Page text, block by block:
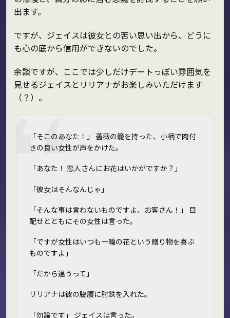
出ます。
ですが、ジェイスは彼女との苦い思い出から、どうに
も心の底から信用ができないのでした。
余談ですが、ここでは少しだけデートっぽい雰囲気を
見せるジェイスとリリアナがお楽しみいただけます
（？）。
「そこのあなた！」 薔薇の籠を持った、小柄で肉付
きの良い女性が声をかけた。
「あなた！ 恋人さんにお花はいかがですか？」
「彼女はそんなんじゃ――」
「そんな事は言わないものですよ、お客さん！」 目
配せとともにその女性は言った。
「ですが女性はいつも一輪の花という贈り物を喜ぶ
ものですよ」
「だから違うって――」
リリアナは彼の脇腹に肘鉄を入れた。
「勿論です」 ジェイスは言った。